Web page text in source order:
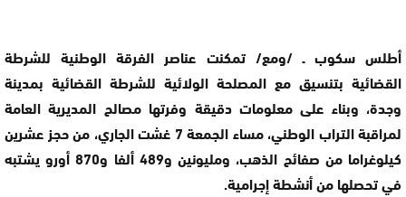
أطلس سكوب ـ /ومع/ تمكنت عناصر الفرقة الوطنية للشرطة
القضائية بتنسيق مع المصلحة الولائية للشرطة القضائية بمدينة
وجدة، وبناء على معلومات دقيقة وفرتها مصالح المديرية العامة
لمراقبة التراب الوطني، مساء الجمعة 7 غشت الجاري، من حجز عشرين
كيلوغراما من صفائح الذهب، ومليونين و489 ألفا و870 أورو يشتبه
في تحصلها من أنشطة إجرامية.